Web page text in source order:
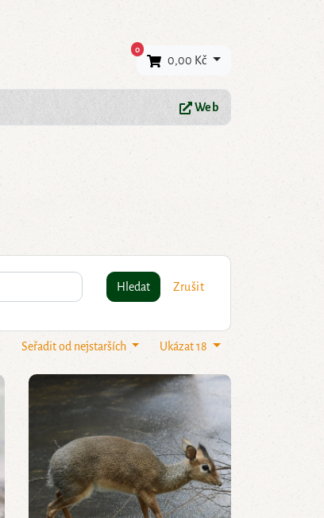
0×
0,00 Kč
Web
Hledat Zrušit
Ukázat 18
Seřadit od nejstarších